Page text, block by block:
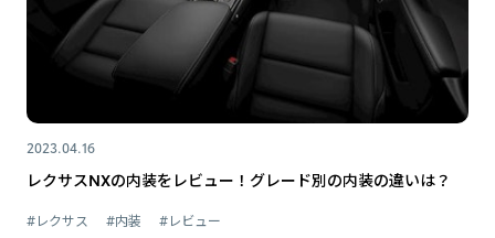
2023.04.16
レクサスNXの内装をレビュー！グレード別の内装の違いは？
#レクサス #内装 #レビュー